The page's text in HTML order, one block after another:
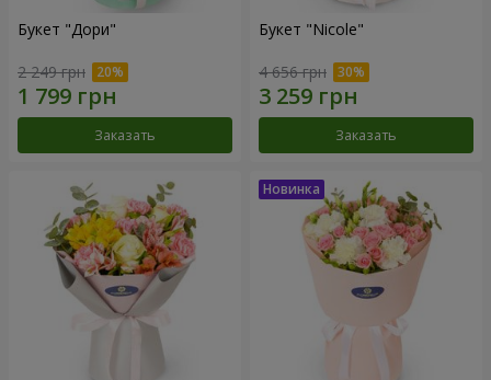
Букет "Дори"
2 249 грн
Заказать
Букет "Nicole"
4 656 грн
Заказать